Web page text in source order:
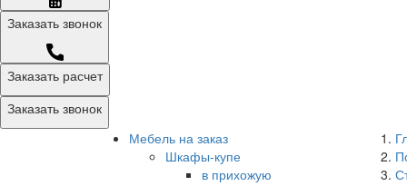
Заказать звонок
Заказать расчет
Заказать звонок
Мебель на заказ
Шкафы-купе
в прихожую